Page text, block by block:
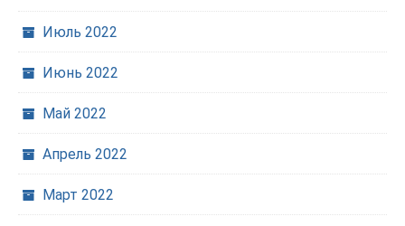
Июль 2022
Июнь 2022
Май 2022
Апрель 2022
Март 2022